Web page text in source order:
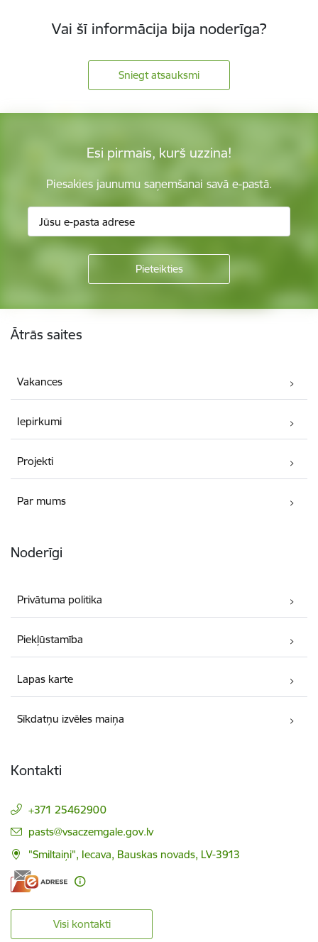
Vai šī informācija bija noderīga?
Sniegt atsauksmi
Esi pirmais, kurš uzzina!
Piesakies jaunumu saņemšanai savā e-pastā.
Ātrās saites
Vakances
Iepirkumi
Projekti
Par mums
Noderīgi
Privātuma politika
Piekļūstamība
Lapas karte
Sīkdatņu izvēles maiņa
Kontakti
+371 25462900
E-pasts:
pasts@vsaczemgale.gov.lv
"Smiltaiņi", Iecava, Bauskas novads, LV-3913
Visi kontakti